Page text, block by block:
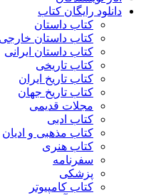
دانلود رایگان کتاب
کتاب داستان
کتاب داستان خارجی
کتاب داستان ایرانی
کتاب تاریخی
کتاب تاریخ ایران
کتاب تاریخ جهان
مجلات قدیمی
کتاب ادبی
کتاب مذهبی و ادیان
کتاب هنری
سفرنامه
پزشکی
کتاب کامپیوتر